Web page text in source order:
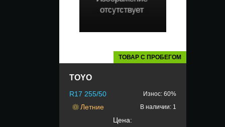
ТОВАР С ПРОБЕГОМ
TOYO
R17 255/50 Износ: 60%
Летние В наличии: 1
Цена: